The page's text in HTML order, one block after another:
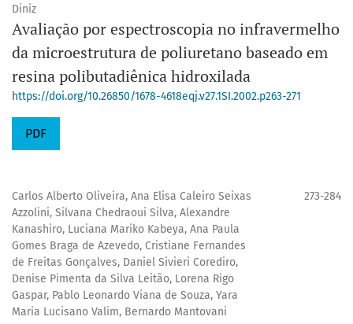
Diniz
Avaliação por espectroscopia no infravermelho
da microestrutura de poliuretano baseado em
resina polibutadiênica hidroxilada
https://doi.org/10.26850/1678-4618eqj.v27.1SI.2002.p263-271
PDF
Carlos Alberto Oliveira, Ana Elisa Caleiro Seixas
Azzolini, Silvana Chedraoui Silva, Alexandre
Kanashiro, Luciana Mariko Kabeya, Ana Paula
Gomes Braga de Azevedo, Cristiane Fernandes
de Freitas Gonçalves, Daniel Sivieri Corediro,
Denise Pimenta da Silva Leitão, Lorena Rigo
Gaspar, Pablo Leonardo Viana de Souza, Yara
Maria Lucisano Valim, Bernardo Mantovani
273-284